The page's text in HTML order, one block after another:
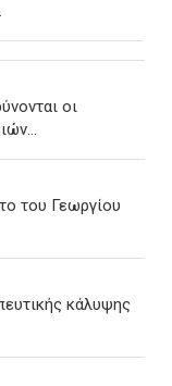
οι
του Γεωργίου
κάλυψης